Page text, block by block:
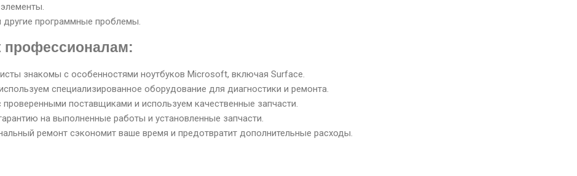
программные проблемы.
профессионалам:
знакомы с особенностями ноутбуков Microsoft, включая Surface.
специализированное оборудование для диагностики и ремонта.
поставщиками и используем качественные запчасти.
на выполненные работы и установленные запчасти.
ремонт сэкономит ваше время и предотвратит дополнительные расходы.